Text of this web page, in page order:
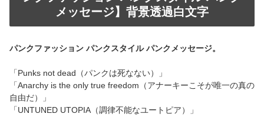
メッセージ】背景透過白文字
パンクファッション パンクスタイル パンクメッセージ。
「Punks not dead（パンクは死なない）」
「Anarchy is the only true freedom（アナーキーこそが唯一の真の
自由だ）」
「UNTUNED UTOPIA（調律不能なユートピア）」